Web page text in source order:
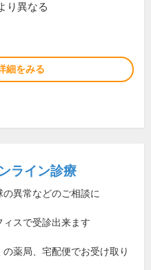
り異なる
細をみる
ライン診療
異常などのご相談に
ィスで受診出来ます
の薬局、宅配便でお受け取り